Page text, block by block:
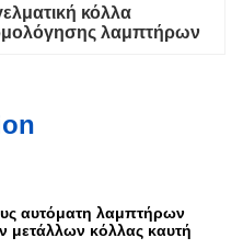
κόλλα
λαμπτήρων
αυτόματη λαμπτήρων
μετάλλων κόλλας καυτή